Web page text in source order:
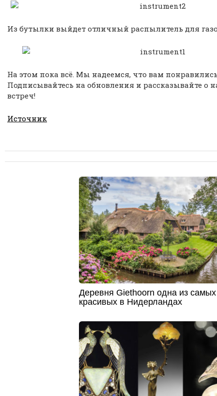
Из бутылки выйдет отличный распылитель для
На этом пока всё. Мы надеемся, что вам
Подписывайтесь на обновления и рассказывайте о
встреч!
Источник
Деревня Giethoorn одна из самых
красивых в Нидерландах